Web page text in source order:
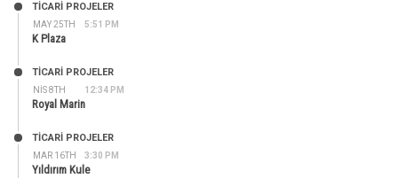
MAY 25TH 5:51 PM
TİCARİ PROJELER
K Plaza
NIS 8TH 12:34 PM
TİCARİ PROJELER
Royal Marin
MAR 16TH 3:30 PM
TİCARİ PROJELER
Yıldırım Kule